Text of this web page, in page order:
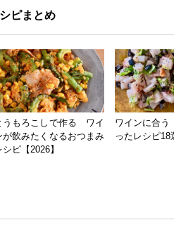
ピまとめ
うもろこしで作る ワイ
が飲みたくなるおつまみ
シピ【2026】
ワインに合う
ったレシピ18